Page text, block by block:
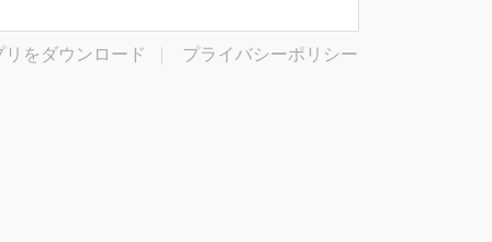
をダウンロード | プライバシーポリシー